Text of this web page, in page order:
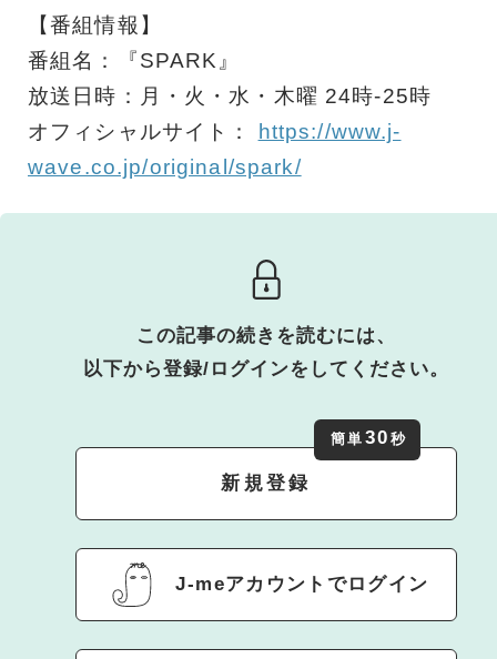
【番組情報】
番組名：『SPARK』
放送日時：月・火・水・木曜 24時-25時
オフィシャルサイト：
https://www.j-
wave.co.jp/original/spark/
この記事の続きを読むには、
以下から登録/ログインをしてください。
新規登録
簡単 30 秒
J-meアカウントでログイン